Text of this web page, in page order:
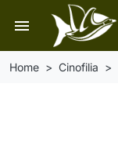
menu
Home Cinofilia